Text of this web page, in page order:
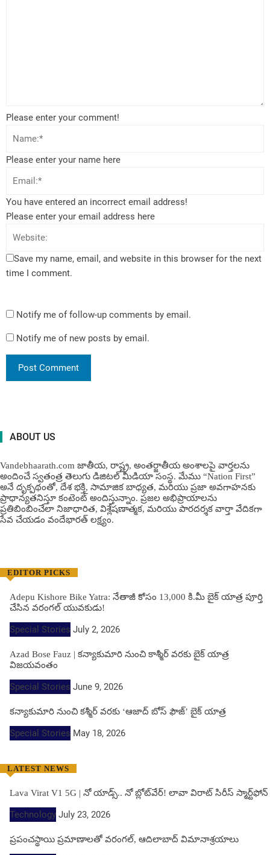
Please enter your comment!
Please enter your name here
You have entered an incorrect email address!
Please enter your email address here
Save my name, email, and website in this browser for the next
time I comment.
Notify me of follow-up comments by email.
Notify me of new posts by email.
ABOUT US
Vandebhaarath.com జాతీయ, రాష్ట్ర, అంతర్జాతీయ అంశాలపై వార్తలను
అందించే స్వతంత్ర తెలుగు డిజిటల్ మీడియా సంస్థ. మేము “Nation First”
అనే దృక్పథంతో, దేశ భక్తి, సామాజిక బాధ్యత, మరియు ప్రజా అవగాహనకు
ప్రాధాన్యతనిస్తూ కంటెంట్ అందిస్తున్నాం. ప్రజల అభిప్రాయాలను
ప్రతిబింబించేలా నిజాధారిత, విశ్లేషణాత్మక, మరియు పారదర్శక వార్తా వేదికగా
సేవ చేయడం వందేభార‌త్ ల‌క్ష్యం.
EDITOR PICKS
Adepu Kishore Bike Yatra: నేతాజీ కోసం 13,000 కి.మీ బైక్ యాత్ర పూర్తి
చేసిన వరంగల్ యువకుడు!
Special Stories July 2, 2026
Azad Bose Fauz | కన్యాకుమారి నుంచి కాశ్మీర్ వరకు బైక్ యాత్ర
విజయవంతం
Special Stories June 9, 2026
కన్యాకుమారి నుంచి కశ్మీర్ వరకు ‘ఆజాద్ బోస్ ఫౌజ్’ బైక్ యాత్ర
Special Stories May 18, 2026
LATEST NEWS
Lava Virat V1 5G | నో యాడ్స్.. నో బ్లోట్‌వేర్! లావా విరాట్ సిరీస్ స్మార్ట్‌ఫోన్​
Technology July 23, 2026
ప్రపంచస్థాయి ప్రమాణాలతో వరంగల్, ఆదిలాబాద్ విమానాశ్రయాలు